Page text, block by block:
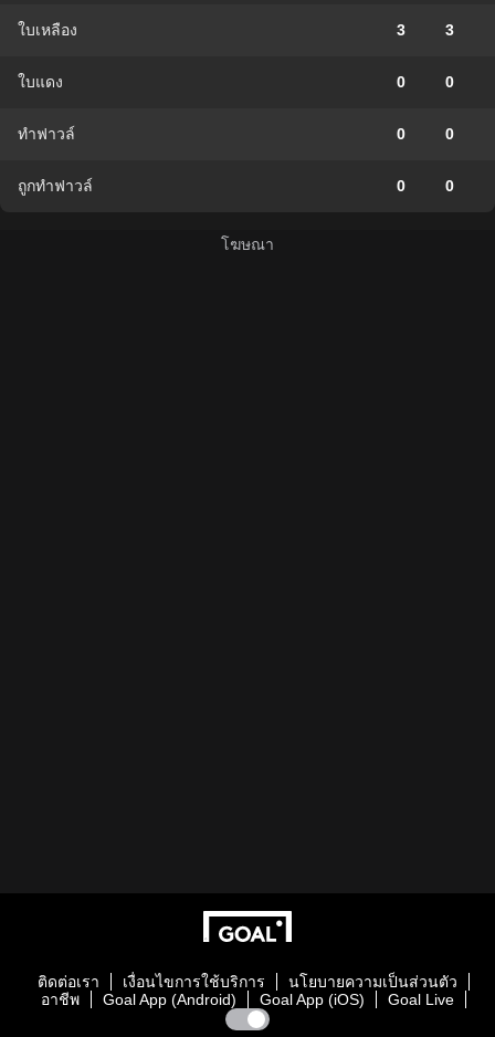
ใบเหลือง 3 3
ใบแดง 0 0
ทำฟาวล์ 0 0
ถูกทำฟาวล์ 0 0
ติดต่อเรา เงื่อนไขการใช้บริการ
นโยบายความเป็นส่วนตัว
อาชีพ
Goal App (Android) Goal App (iOS) Goal Live